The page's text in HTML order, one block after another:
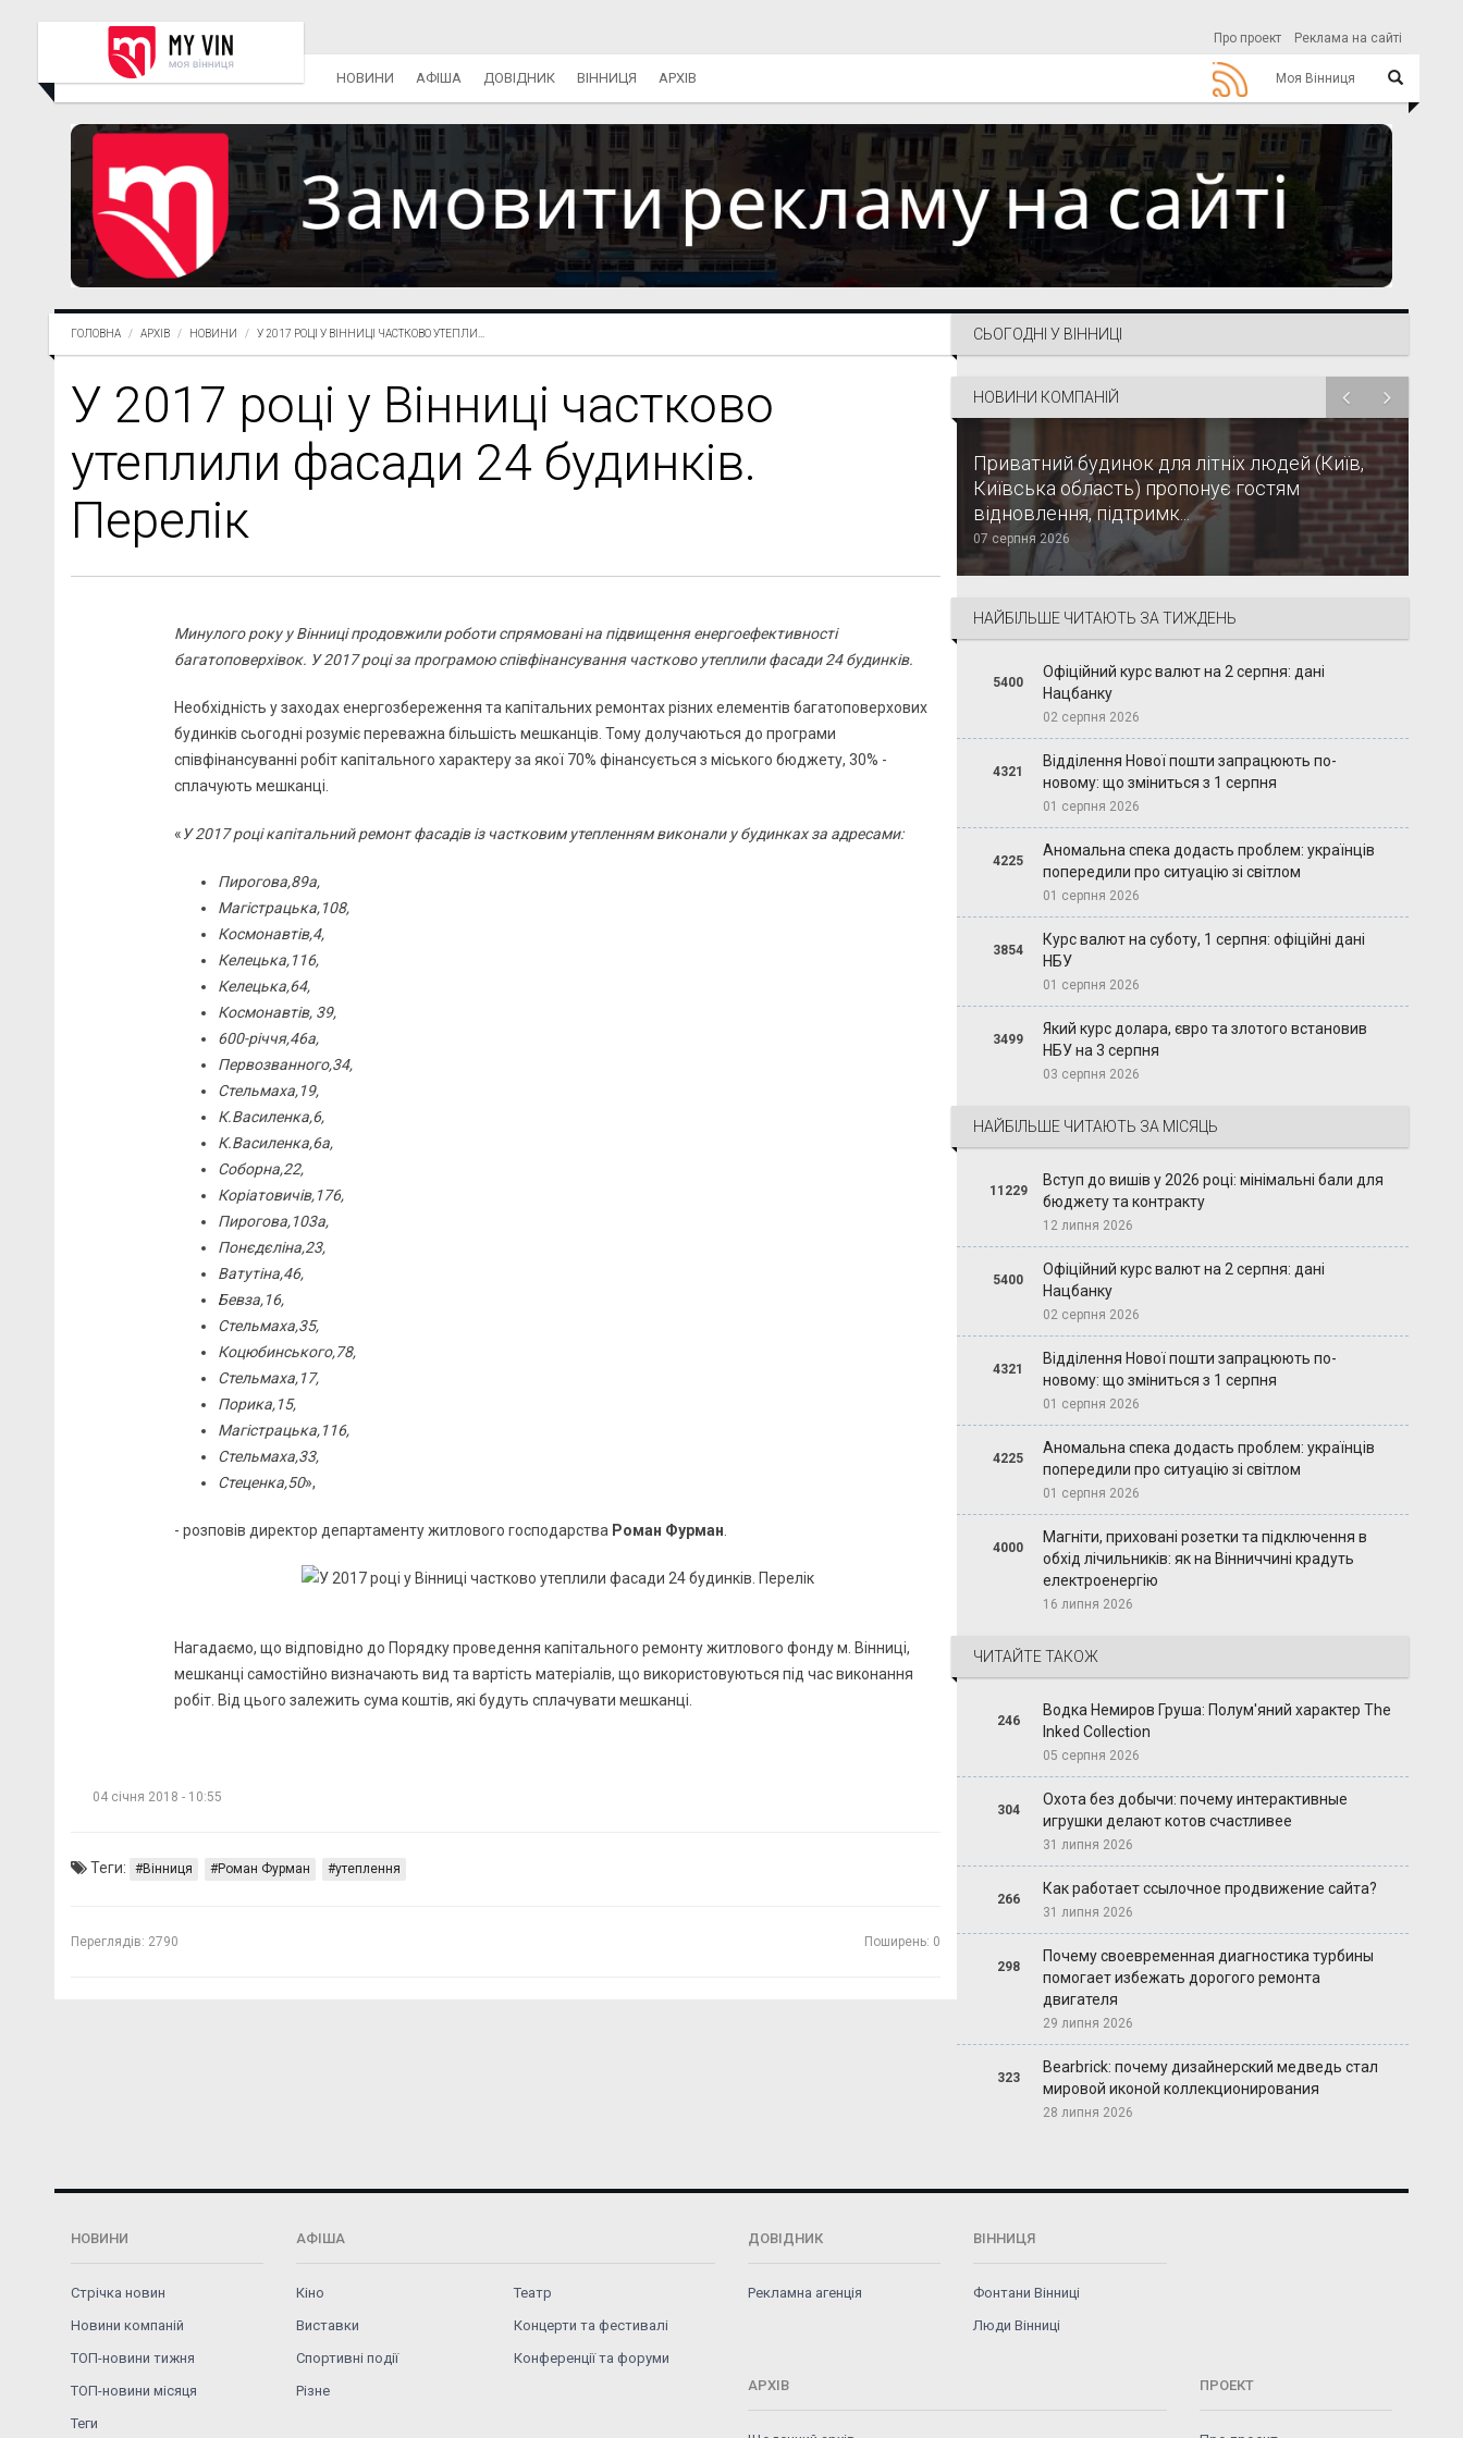
Про проект Реклама на сайті
Моя Вінниця
НОВИНИ АФІША ДОВІДНИК ВІННИЦЯ АРХІВ
ГОЛОВНА АРХІВ НОВИНИ У 2017 РОЦІ У ВІННИЦІ ЧАСТКОВО УТЕПЛИ...
У 2017 році у Вінниці частково
утеплили фасади 24 будинків.
Перелік
Минулого року у Вінниці продовжили роботи спрямовані на підвищення енергоефективності
багатоповерхівок. У 2017 році за програмою співфінансування частково утеплили фасади 24 будинків.
Необхідність у заходах енергозбереження та капітальних ремонтах різних елементів багатоповерхових
будинків сьогодні розуміє переважна більшість мешканців. Тому долучаються до програми
співфінансуванні робіт капітального характеру за якої 70% фінансується з міського бюджету, 30% -
сплачують мешканці.
« У 2017 році капітальний ремонт фасадів із частковим утепленням виконали у будинках за адресами:
Пирогова,89а,
Магістрацька,108,
Космонавтів,4,
Келецька,116,
Келецька,64,
Космонавтів, 39,
600-річчя,46а,
Первозванного,34,
Стельмаха,19,
К.Василенка,6,
К.Василенка,6а,
Соборна,22,
Коріатовичів,176,
Пирогова,103а,
Понєдєліна,23,
Ватутіна,46,
Бевза,16,
Стельмаха,35,
Коцюбинського,78,
Стельмаха,17,
Порика,15,
Магістрацька,116,
Стельмаха,33,
Стеценка,50»,
- розповів директор департаменту житлового господарства Роман Фурман
Нагадаємо, що відповідно до Порядку проведення капітального ремонту житлового фонду м. Вінниці,
мешканці самостійно визначають вид та вартість матеріалів, що використовуються під час виконання
робіт. Від цього залежить сума коштів, які будуть сплачувати мешканці.
04 січня 2018 - 10:55
Теги: Вінниця Роман Фурман утеплення
Переглядів: 2790 Поширень: 0
СЬОГОДНІ У ВІННИЦІ
НОВИНИ КОМПАНІЙ
Приватний будинок для літніх людей (Київ,
Київська область) пропонує гостям
відновлення, підтримк...
07 серпня 2026
НАЙБІЛЬШЕ ЧИТАЮТЬ ЗА ТИЖДЕНЬ
5400
Офіційний курс валют на 2 серпня: дані
Нацбанку
02 серпня 2026
4321
Відділення Нової пошти запрацюють по-
новому: що зміниться з 1 серпня
01 серпня 2026
4225
Аномальна спека додасть проблем: українців
попередили про ситуацію зі світлом
01 серпня 2026
3854
Курс валют на суботу, 1 серпня: офіційні дані
НБУ
01 серпня 2026
3499
Який курс долара, євро та злотого встановив
НБУ на 3 серпня
03 серпня 2026
НАЙБІЛЬШЕ ЧИТАЮТЬ ЗА МІСЯЦЬ
11229
Вступ до вишів у 2026 році: мінімальні бали для
бюджету та контракту
12 липня 2026
5400
Офіційний курс валют на 2 серпня: дані
Нацбанку
02 серпня 2026
4321
Відділення Нової пошти запрацюють по-
новому: що зміниться з 1 серпня
01 серпня 2026
4225
Аномальна спека додасть проблем: українців
попередили про ситуацію зі світлом
01 серпня 2026
4000
Магніти, приховані розетки та підключення в
обхід лічильників: як на Вінниччині крадуть
електроенергію
16 липня 2026
ЧИТАЙТЕ ТАКОЖ
246
Водка Немиров Груша: Полум'яний характер The
Inked Collection
05 серпня 2026
304
Охота без добычи: почему интерактивные
игрушки делают котов счастливее
31 липня 2026
266
Как работает ссылочное продвижение сайта?
31 липня 2026
298
Почему своевременная диагностика турбины
помогает избежать дорогого ремонта
двигателя
29 липня 2026
323
Bearbrick: почему дизайнерский медведь стал
мировой иконой коллекционирования
28 липня 2026
НОВИНИ
Стрічка новин
Новини компаній
ТОП-новини тижня
ТОП-новини місяця
Теги
АФІША
Кіно
Театр
Виставки
Концерти та фестивалі
Спортивні події
Конференції та форуми
Різне
ДОВІДНИК
Рекламна агенція
ВІННИЦЯ
Фонтани Вінниці
Люди Вінниці
АРХІВ ПРОЕКТ